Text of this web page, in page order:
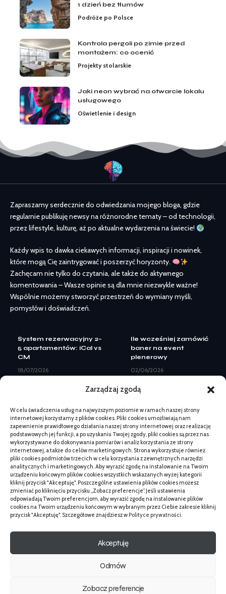
Zarządzaj zgodą
W celu świadczenia usług na najwyższym poziomie w ramach naszej strony
internetowej korzystamy z plików cookies. Pliki cookies umożliwiają nam
zapewnienie prawidłowego działania naszej strony internetowej oraz realizację
podstawowych jej funkcji, a po uzyskaniu Twojej zgody, pliki cookies są przez nas
wykorzystywane do dokonywania pomiarów i analiz korzystania ze strony
internetowej, a także do celów marketingowych. Strona wykorzystuje również
pliki cookies podmiotów trzecich w celu korzystania z zewnętrznych narzędzi
analitycznych i marketingowych. Aby wyrazić zgodę na instalowanie na Twoim
urządzeniu końcowym plików cookies wszystkich wskazanych wyżej kategorii
kliknij przycisk "Akceptuję". Poszczególne ustawienia plików cookies możesz
zmieniać po kliknięciu przycisku „Zobacz preferencje”. Jeśli ustawienia
odpowiadają Twoim preferencjom, aby wyrazić zgodę na instalowanie plików
cookies na Twoim urządzeniu końcowym w wybranym przez Ciebie zakresie kliknij
przycisk "Akceptuję". Szczegółowe znajdziesz w Polityce prywatności.
Akceptuję
Odmów
Zobacz preferencje
1 dzień bez tłumów
Podróże po Polsce
Kontrola pergoli po zimie przed
montażem: co ocenić
Projekty stolarskie
Jaki neon wybrać na otwarcie lokalu
usługowego
Oświetlenie i design
Zapraszamy serdecznie do odwiedzania mojego bloga, gdzie
regularnie publikuję newsy na różnorodne tematy – od technologii,
przez lifestyle, kulturę, aż po aktualne wydarzenia na świecie!
Każdy wpis to dawka ciekawych informacji, inspiracji i nowinek,
które mogą Cię zaintrygować i poszerzyć horyzonty.
Zachęcam nie tylko do czytania, ale także do aktywnego
komentowania – Wasze opinie są dla mnie niezwykle ważne!
Wspólnie możemy stworzyć przestrzeń do wymiany myśli,
pomysłów i doświadczeń.
System rezerwacyjny 2–
5 apartamentów: iCal vs
CM
18/07/2026
08/07/2026
Kiedy zmiana logo nie
wystarczy: pełny
rebranding
07/07/2026
Beskid Makowski:
spokojne szlaki na 1
dzień bez tłumów
18/06/2026
Kontrola pergoli po zimie
przed montażem: co
ocenić
03/06/2026
Ile wcześniej zamówić
baner na event
plenerowy
02/06/2026
kota wymaga wizyty –
19/02/2026
Zwolnienie z cła na
mienie osobiste z UK —
procedura
15/05/2026
Kupno książki dla
dziecka: na co zwrócić
uwagę
13/05/2026
Beskid Makowski:
spokojne szlaki na 1
dzień bez tłumów
18/06/2026
© TECHMINDSET.PL